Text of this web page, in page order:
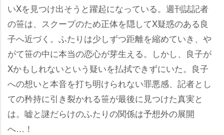
いXを見つけ出そうと躍起になっている。週刊誌記者
の笹は、スクープのため正体を隠してX疑惑のある良
子へ近づく。ふたりは少しずつ距離を縮めていき、
がて笹の中に本当の恋心が芽生える。しかし、良子が
Xかもしれないという疑いを払拭できずにいた。良子
への想いと本音を打ち明けられない罪悪感、記者とし
ての矜持に引き裂かれる笹が最後に見つけた真実と
は。嘘と謎だらけのふたりの関係は予想外の展開
へ…！